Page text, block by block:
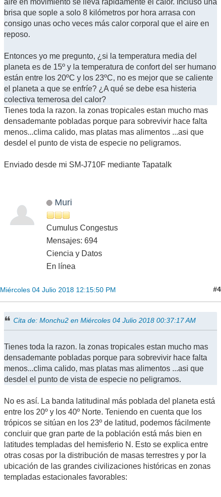
brisa que sople a solo 8 kilómetros por hora arrasa con
consigo unas ocho veces más calor corporal que el aire en
reposo.
Entonces yo me pregunto, ¿si la temperatura media del
planeta es de 15º y la temperatura de confort del ser humano
están entre los 20ºC y los 23ºC, no es mejor que se caliente
el planeta a que se enfríe? ¿A qué se debe esa histeria
colectiva temerosa del calor?
Tienes toda la razon. la zonas tropicales estan mucho mas
densademante pobladas porque para sobrevivir hace falta
menos...clima calido, mas platas mas alimentos ...asi que
desdel el punto de vista de especie no peligramos.
Enviado desde mi SM-J710F mediante Tapatalk
Muri
Cumulus Congestus
Mensajes: 694
Ciencia y Datos
En línea
Miércoles 04 Julio 2018 12:15:50 PM #4
Cita de: Monchu2 en Miércoles 04 Julio 2018 00:37:17 AM
Tienes toda la razon. la zonas tropicales estan mucho mas
densademante pobladas porque para sobrevivir hace falta
menos...clima calido, mas platas mas alimentos ...asi que
desdel el punto de vista de especie no peligramos.
No es así. La banda latitudinal más poblada del planeta está
entre los 20º y los 40º Norte. Teniendo en cuenta que los
trópicos se sitúan en los 23º de latitud, podemos fácilmente
concluir que gran parte de la población está más bien en
latitudes templadas del hemisferio N. Esto se explica entre
otras cosas por la distribución de masas terrestres y por la
ubicación de las grandes civilizaciones históricas en zonas
templadas estacionales favorables: